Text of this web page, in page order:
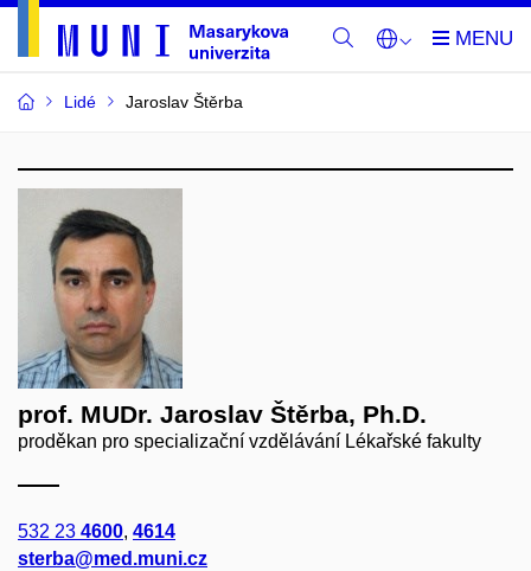
Lidé Jaroslav Štěrba
prof. MUDr. Jaroslav Štěrba, Ph.D.
proděkan pro specializační vzdělávání Lékařské fakulty
532 23 4600, 4614
sterba@med.muni.cz